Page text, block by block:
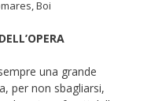
Boi
una grande
per non sbagliarsi,